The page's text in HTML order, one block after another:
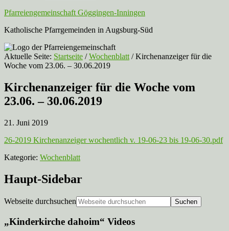
Pfarreiengemeinschaft Göggingen-Inningen
Katholische Pfarrgemeinden in Augsburg-Süd
Aktuelle Seite: Startseite / Wochenblatt /Kirchenanzeiger für die
Woche vom 23.06. – 30.06.2019
Kirchenanzeiger für die Woche vom
23.06. – 30.06.2019
21. Juni 2019
26-2019 Kirchenanzeiger wochentlich v. 19-06-23 bis 19-06-30.pdf
Kategorie: Wochenblatt
Haupt-Sidebar
Webseite durchsuchen
„Kinderkirche dahoim“ Videos